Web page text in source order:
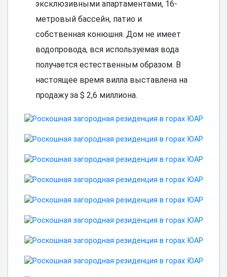
эксклюзивными апартаментами, 16-
метровый бассейн, патио и
собственная конюшня. Дом не имеет
водопровода, вся используемая вода
получается естественным образом. В
настоящее время вилла выставлена на
продажу за $ 2,6 миллиона.